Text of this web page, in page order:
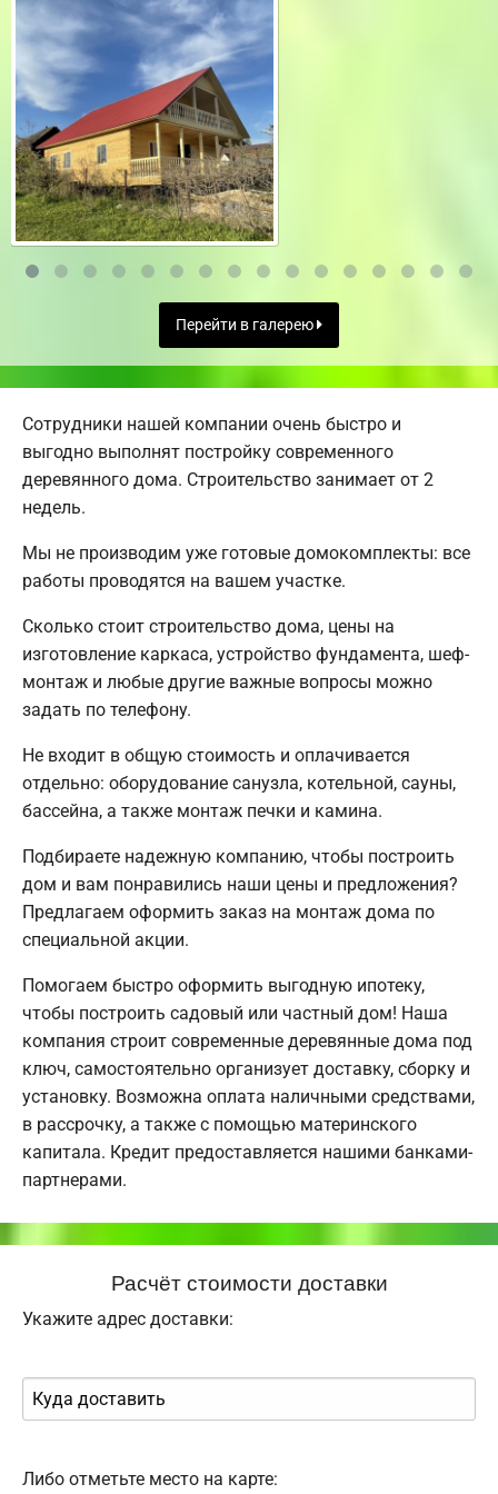
Перейти в галерею
Сотрудники нашей компании очень быстро и
выгодно выполнят постройку современного
деревянного дома. Строительство занимает от 2
недель.
Мы не производим уже готовые домокомплекты: все
работы проводятся на вашем участке.
Сколько стоит строительство дома, цены на
изготовление каркаса, устройство фундамента, шеф-
монтаж и любые другие важные вопросы можно
задать по телефону.
Не входит в общую стоимость и оплачивается
отдельно: оборудование санузла, котельной, сауны,
бассейна, а также монтаж печки и камина.
Подбираете надежную компанию, чтобы построить
дом и вам понравились наши цены и предложения?
Предлагаем оформить заказ на монтаж дома по
специальной акции.
Помогаем быстро оформить выгодную ипотеку,
чтобы построить садовый или частный дом! Наша
компания строит современные деревянные дома под
ключ, самостоятельно организует доставку, сборку и
установку. Возможна оплата наличными средствами,
в рассрочку, а также с помощью материнского
капитала. Кредит предоставляется нашими банками-
партнерами.
Расчёт стоимости доставки
Укажите адрес доставки:
Либо отметьте место на карте: